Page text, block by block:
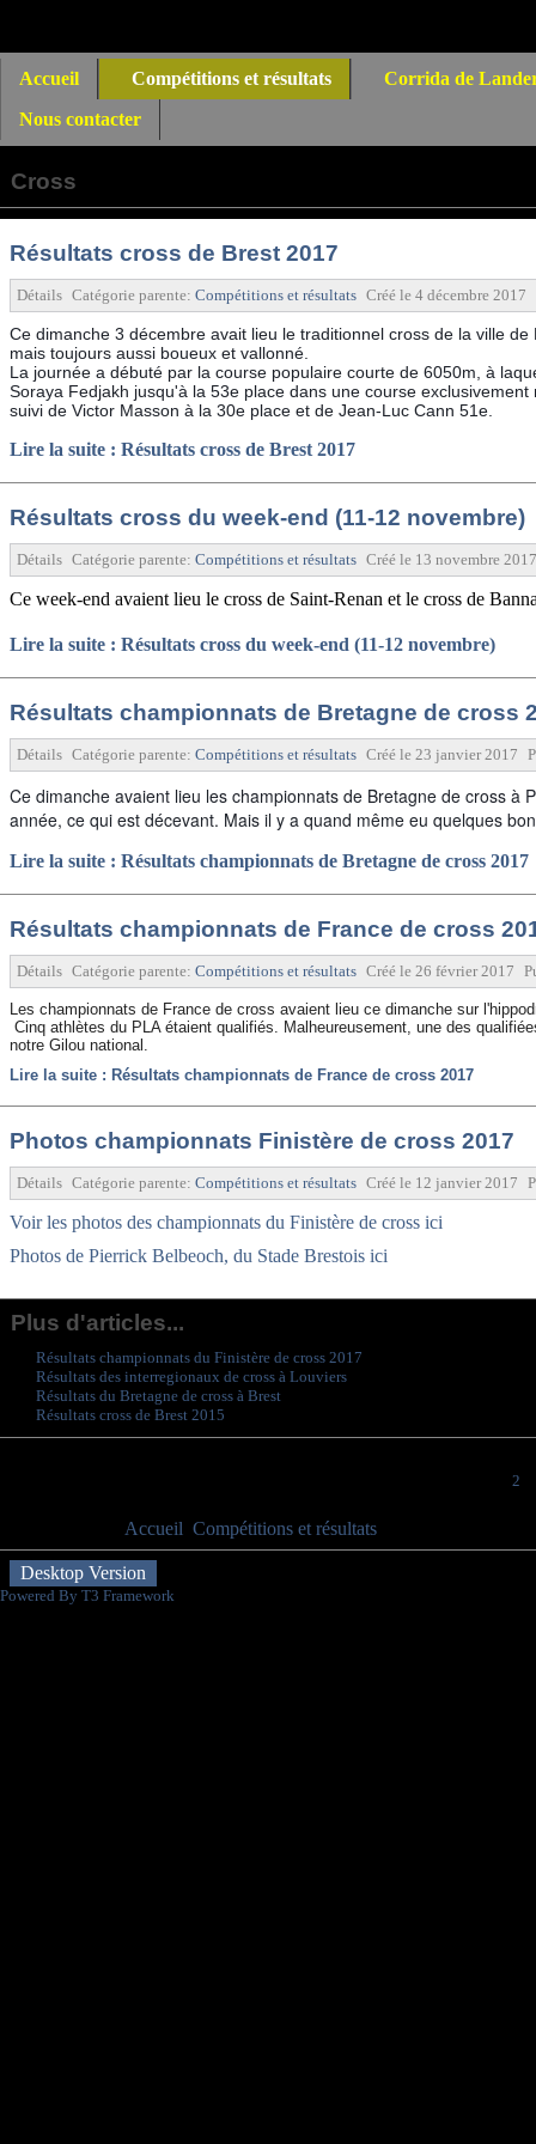
Accueil Compétitions et résultats
Corrida de
Nous contacter
Cross
Résultats cross de Brest 2017
Détails Catégorie parente: Compétitions et résultats Créé le 4 décembre 2017
Ce dimanche 3 décembre avait lieu le traditionnel cross de la ville
mais toujours aussi boueux et vallonné.
La journée a débuté par la course populaire courte de 6050m, à
Soraya Fedjakh jusqu'à la 53e place dans une course
suivi de Victor Masson à la 30e place et de Jean-Luc Cann 51e.
Lire la suite : Résultats cross de Brest 2017
Résultats cross du week-end (11-12 novembre)
Détails Catégorie parente: Compétitions et résultats Créé le 13 novembre 2017
Ce week-end avaient lieu le cross de Saint-Renan et le cross de
Lire la suite : Résultats cross du week-end (11-12 novembre)
Résultats championnats de Bretagne de cross
Détails Catégorie parente: Compétitions et résultats Créé le 23 janvier 2017
Ce dimanche avaient lieu les championnats de Bretagne de cross à
année, ce qui est décevant. Mais il y a quand même eu quelques
Lire la suite : Résultats championnats de Bretagne de cross 2017
Résultats championnats de France de cross
Détails Catégorie parente: Compétitions et résultats Créé le 26 février 2017
Les championnats de France de cross avaient lieu ce dimanche sur
Cinq athlètes du PLA étaient qualifiés. Malheureusement, une des
notre Gilou national.
Lire la suite : Résultats championnats de France de cross 2017
Photos championnats Finistère de cross 2017
Détails Catégorie parente: Compétitions et résultats Créé le 12 janvier 2017
Voir les photos des championnats du Finistère de cross ici
Photos de Pierrick Belbeoch, du Stade Brestois ici
Plus d'articles...
Résultats championnats du Finistère de cross 2017
Résultats des interregionaux de cross à Louviers
Résultats du Bretagne de cross à Brest
Résultats cross de Brest 2015
2
Accueil Compétitions et résultats
Desktop Version
Powered By T3 Framework